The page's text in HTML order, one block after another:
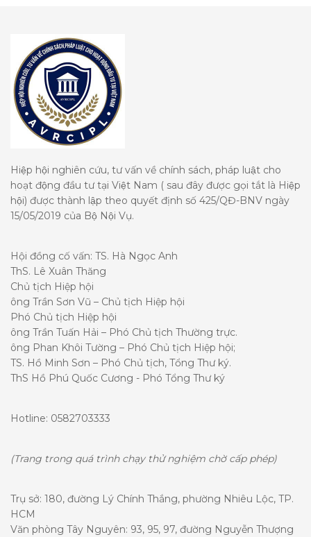
Hiệp hội nghiên cứu, tư vấn về chính sách, pháp luật cho
hoạt động đầu tư tại Việt Nam ( sau đây được gọi tắt là Hiệp
hội) được thành lập theo quyết định số 425/QĐ-BNV ngày
15/05/2019 của Bộ Nội Vụ.
Hội đồng cố vấn: TS. Hà Ngọc Anh
ThS. Lê Xuân Thăng
Chủ tịch Hiệp hội
ông Trần Sơn Vũ – Chủ tịch Hiệp hội
Phó Chủ tịch Hiệp hội
ông Trần Tuấn Hải – Phó Chủ tịch Thường trực.
ông Phan Khôi Tường – Phó Chủ tịch Hiệp hội;
TS. Hồ Minh Sơn – Phó Chủ tịch, Tổng Thư ký.
ThS Hồ Phú Quốc Cương - Phó Tổng Thư ký
Hotline: 0582703333
(Trang trong quá trình chạy thử nghiệm chờ cấp phép)
Trụ sở: 180, đường Lý Chính Thắng, phường Nhiêu Lộc, TP.
HCM
Văn phòng Tây Nguyên: 93, 95, 97, đường Nguyễn Thượng